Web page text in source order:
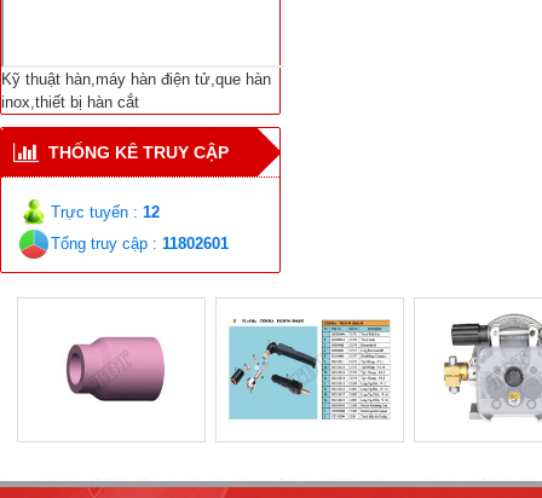
Kỹ thuật hàn,máy hàn điện tử,que hàn
inox,thiết bị hàn cắt
THỐNG KÊ TRUY CẬP
Trực tuyến :12
Tổng truy cập :11802601